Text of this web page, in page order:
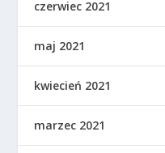
czerwiec 2021
maj 2021
kwiecień 2021
marzec 2021